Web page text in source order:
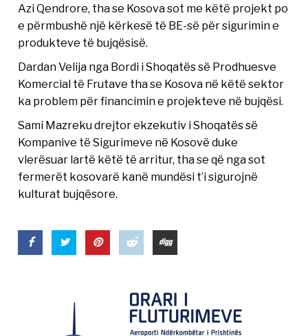
Azi Qendrore, tha se Kosova sot me këtë projekt po
e përmbushë një kërkesë të BE-së për sigurimin e
produkteve të bujqësisë.
Dardan Velija nga Bordi i Shoqatës së Prodhuesve
Komercial të Frutave tha se Kosova në këtë sektor
ka problem për financimin e projekteve në bujqësi.
Sami Mazreku drejtor ekzekutiv i Shoqatës së
Kompanive të Sigurimeve në Kosovë duke
vlerësuar lartë këtë të arritur, tha se që nga sot
fermerët kosovarë kanë mundësi t’i sigurojnë
kulturat bujqësore.